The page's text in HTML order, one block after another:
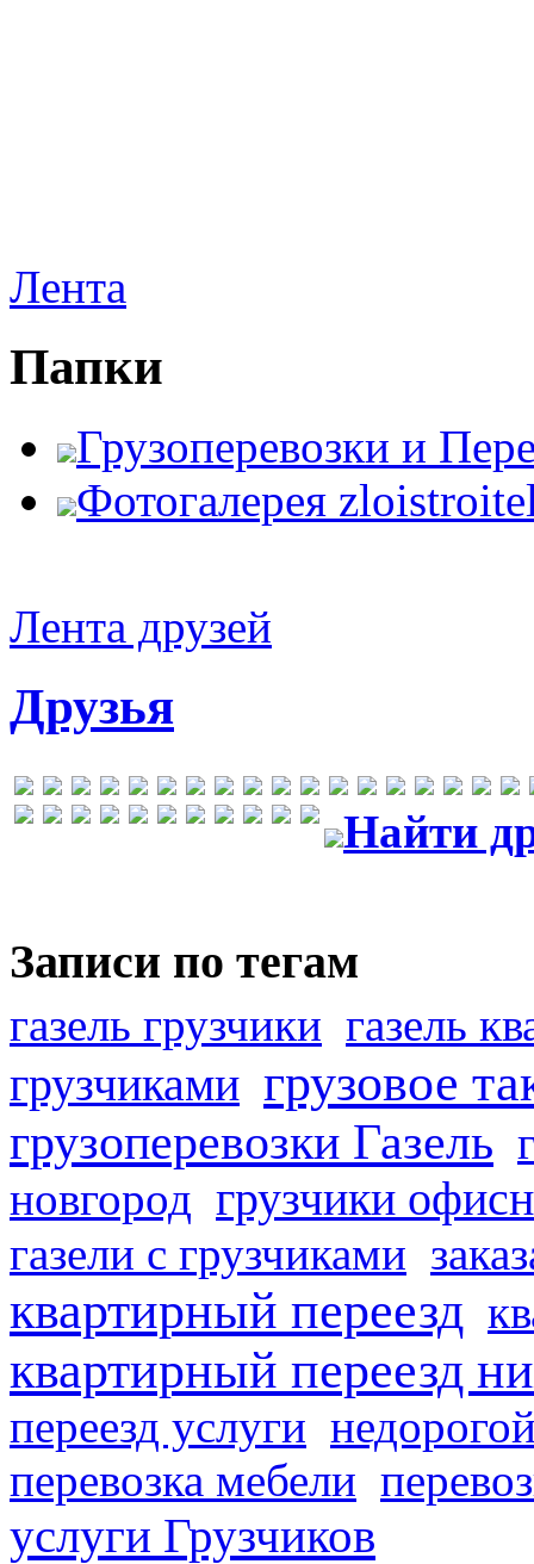
Лента
Папки
Грузоперевозки и
Фотогалерея
Лента друзей
Друзья
Найти
Записи по тегам
газель грузчики газель
грузчиками грузовое
грузоперевозки Газель
новгород грузчики
газели с грузчиками
квартирный переезд
квартирный переезд
переезд услуги
перевозка мебели
услуги Грузчиков